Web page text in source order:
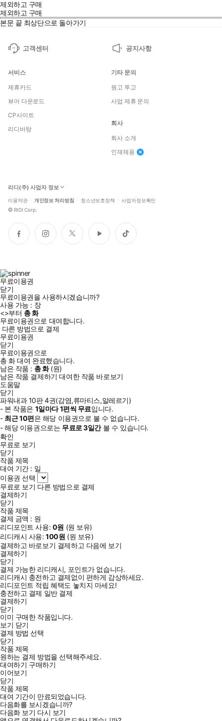
제외하고 구매
제외하고 구매
본문 끝 최상단으로 돌아가기
고객센터 공지사항
서비스
제휴카드
뷰어 다운로드
CP사이트
리디바탕
기타 문의
원고 투고
사업 제휴 문의
회사
회사 소개
인재채용
리디(주) 사업자 정보
이용약관 개인정보 처리방침 청소년보호정책 사업자정보확인
© RIDI Corp.
페
이
인
스
트
위
유
튜
틱
톡
무료이용권
닫기
무료이용권을 사용하시겠습니까?
사용 가능 : 장
<>부터 총화
무료이용권으로 대여합니다.
다른 방법으로 결제
무료이용권
닫기
무료이용권으로
총 화대여 완료했습니다.
남은 작품 : 총화(원)
남은 작품 결제하기 대여한 작품 바로보기
도움말
닫기
파워내과 10판 4권(감염,류마티스,알레르기)
- 본 작품은 1일마다1편씩 무료입니다.
- 최근10편은 해당 이용권으로 볼 수 없습니다.
- 해당 이용권으로는 무료로3일간볼 수 있습니다.
확인
무료로 보기
닫기
작품 제목
대여 기간 : 일
이용권 선택
무료로 보기 다른 방법으로 결제
결제하기
닫기
작품 제목
결제 금액 : 원
리디포인트 사용: 0원 (원 보유)
리디캐시 사용:100원 (원 보유)
결제하고 바로보기 결제하고 다음에 보기
결제하기
닫기
결제 가능한 리디캐시, 포인트가 없습니다.
리디캐시 충전하고 결제없이 편하게 감상하세요.
리디포인트 적립 혜택도 놓치지 마세요!
충전하고 결제 일반 결제
결제하기
닫기
이미 구매한 작품입니다.
보기 닫기
결제 방법 선택
닫기
작품 제목
원하는 결제 방법을 선택해주세요.
대여하기 구매하기
이어보기
닫기
작품 제목
대여 기간이 만료되었습니다.
다음화를 보시겠습니까?
다음화 보기 다시 보기